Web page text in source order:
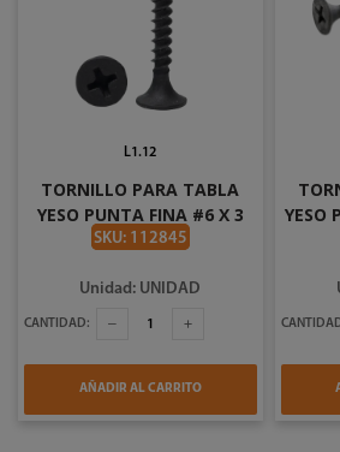
TORNILLO PARA TABLA
YESO PUNTA FINA #6 X 3
PLG
SKU: 112845
L1.12
Unidad: UNIDAD
CANTIDAD:
AÑADIR AL CARRITO
YESO